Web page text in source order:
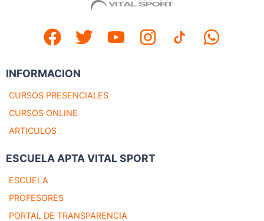
INFORMACION
CURSOS PRESENCIALES
CURSOS ONLINE
ARTICULOS
ESCUELA APTA VITAL SPORT
ESCUELA
PROFESORES
PORTAL DE TRANSPARENCIA